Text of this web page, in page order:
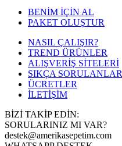
BENİM İÇİN AL
PAKET OLUŞTUR
NASIL ÇALIŞIR?
TREND ÜRÜNLER
ALIŞVERİŞ SİTELERİ
SIKÇA SORULANLAR
ÜCRETLER
İLETİŞİM
BİZİ TAKİP EDİN:
SORULARINIZ MI VAR?
destek@amerikasepetim.com